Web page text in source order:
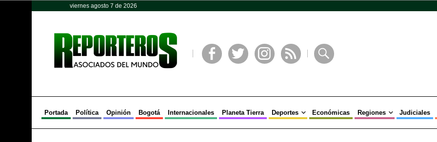
viernes agosto 7 de 2026
Portada Política Opinión Bogotá Internacionales Planeta Tierra Deportes Económicas Regiones Judiciales
Opinión Política